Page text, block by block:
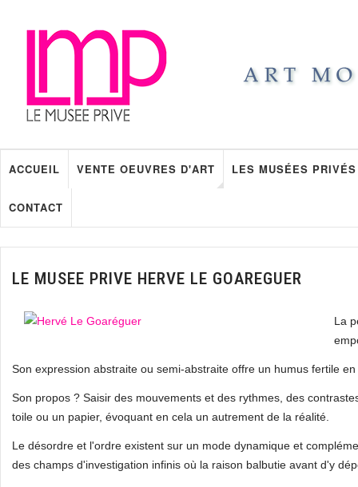
ACCUEIL VENTE OEUVRES D'ART LES MUSÉES PRIVÉS
CONTACT
LE MUSEE PRIVE HERVE LE GOAREGUER
La
Son expression abstraite ou semi-abstraite offre un humus fertile
Son propos ? Saisir des mouvements et des rythmes, des
toile ou un papier, évoquant en cela un autrement de la réalité.
Le désordre et l'ordre existent sur un mode dynamique et
des champs d'investigation infinis où la raison balbutie avant d'y